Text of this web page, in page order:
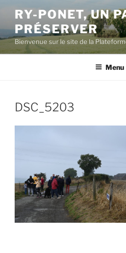
contenu
principal
RY-PONET, UN
PRÉSERVER
Bienvenue sur le site de la
Menu
DSC_5203